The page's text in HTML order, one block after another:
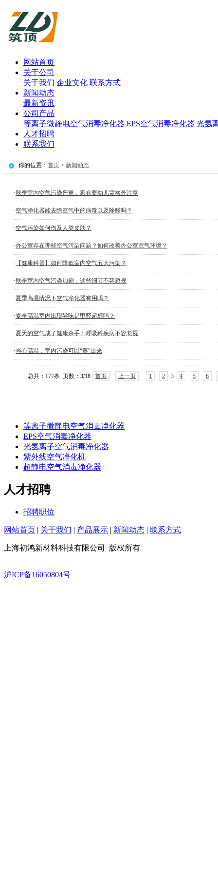
网站首页
关于公司
关于我们 企业文化 联系方式
新闻动态
最新资讯
公司产品
等离子微静电空气消毒净化器 EPS空气消毒净化器 光氢
人才招聘
联系我们
你的位置： 首页 > 新闻动态
·秋季室内空气污染严重，家有婴幼儿需格外注意
·空气净化器能去除空气中的病毒以及除醛吗？
·空气污染如何伤及人类皮肤？
·办公室存在哪些空气污染问题？如何改善办公室空气环境？
· 【健康科普】如何降低室内空气五大污染？
·秋季室内空气污染加剧，这些细节不容忽视
·夏季高温情况下空气净化器有用吗？
·夏季高温室内出现异味是甲醛超标吗？
·夏天的空气成了健康杀手：呼吸科疾病不容忽视
·当心高温，室内污染可以“蒸”出来
总共：177条 页数： 3/18 首页 上一页 1 2 3 4 5 6
等离子微静电空气消毒净化器
EPS空气消毒净化器
光氢离子空气消毒净化器
紫外线空气净化机
超静电空气消毒净化器
人才招聘
招聘职位
网站首页 | 关于我们 | 产品展示 | 新闻动态 | 联系方式
上海初鸿新材料科技有限公司 版权所有
沪ICP备16050804号